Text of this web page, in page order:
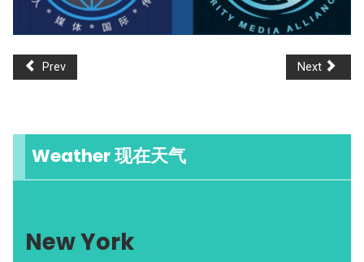
Prev Next
Weather 现在天气
New York